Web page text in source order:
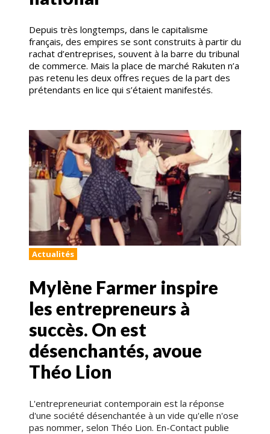
Depuis très longtemps, dans le capitalisme
français, des empires se sont construits à partir du
rachat d’entreprises, souvent à la barre du tribunal
de commerce. Mais la place de marché Rakuten n’a
pas retenu les deux offres reçues de la part des
prétendants en lice qui s’étaient manifestés.
Actualités
Mylène Farmer inspire
les entrepreneurs à
succès. On est
désenchantés, avoue
Théo Lion
L'entrepreneuriat contemporain est la réponse
d'une société désenchantée à un vide qu'elle n'ose
pas nommer, selon Théo Lion. En-Contact publie